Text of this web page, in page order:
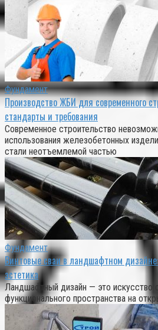
Фундамент
Производство ЖБИ для современного
стандарты и требования
Современное строительство
использования железобетонных
стали неотъемлемой частью
Фундамент
Винтовые сваи в ландшафтном
эстетика
Ландшафтный дизайн — это искусство
функционального пространства на